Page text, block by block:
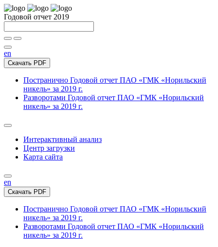
Годовой отчет 2019
en
Скачать PDF
Постранично Годовой отчет ПАО «ГМК «Норильский
никель» за 2019 г.
Разворотами Годовой отчет ПАО «ГМК «Норильский
никель» за 2019 г.
Интерактивный анализ
Центр загрузки
Карта сайта
en
Скачать PDF
Постранично Годовой отчет ПАО «ГМК «Норильский
никель» за 2019 г.
Разворотами Годовой отчет ПАО «ГМК «Норильский
никель» за 2019 г.